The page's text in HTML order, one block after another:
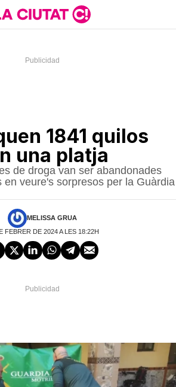
1841 quilos
una platja
de droga van ser abandonades
en veure's sorpresos per la Guàrdia
MELISSA GRUA
FEBRER DE 2024 A LES 18:22H